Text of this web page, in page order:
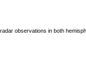
observations in both